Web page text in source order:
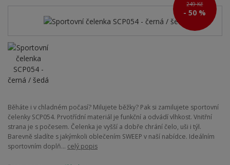
249 Kč
- 50 %
Běháte i v chladném počasí? Milujete běžky? Pak si zamilujete sportovní
čelenky SCP054. Prvotřídní materiál je funkční a odvádí vlhkost. Vnitřní
strana je s počesem. Čelenka je vyšší a dobře chrání čelo, uši i týl.
Barevně sladíte s jakýmkoli oblečením SWEEP v naší nabídce. Ideálním
sportovním doplň... celý popis